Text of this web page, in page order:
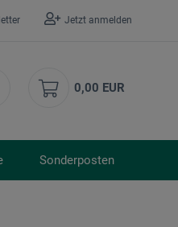
Jetzt anmelden
0,00 EUR
Sonderposten